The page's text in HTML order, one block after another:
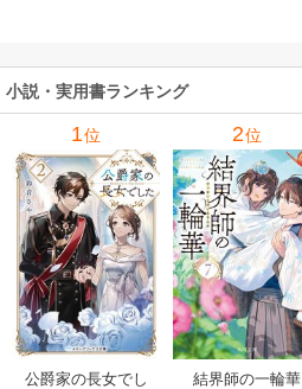
小説・実用書ランキング
1位
公爵家の長女でし
2位
結界師の一輪華